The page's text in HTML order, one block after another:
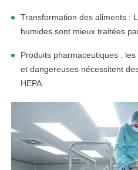
Transformation des aliments :
humides sont mieux traitées
Produits pharmaceutiques :
et dangereuses nécessitent
HEPA.